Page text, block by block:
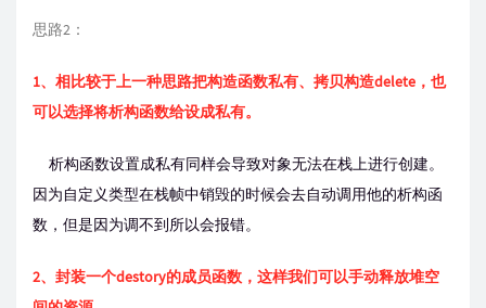
思路2：
1、相比较于上一种思路把构造函数私有、拷贝构造delete，也
可以选择将析构函数给设成私有。
析构函数设置成私有同样会导致对象无法在栈上进行创建。
因为自定义类型在栈帧中销毁的时候会去自动调用他的析构函
数，但是因为调不到所以会报错。
2、封装一个destory的成员函数，这样我们可以手动释放堆空